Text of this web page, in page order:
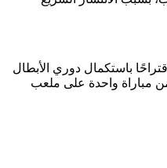
باستكمال دوري الأبطال
مباراة واحدة على ملعب